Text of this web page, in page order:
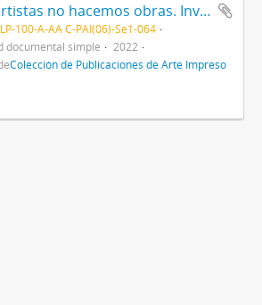
Lxs artistas no hacemos obras. Inventamos prácticas
100-A-AA C-PAI(06)-Se1-064
documental simple
2022
Colección de Publicaciones de Arte Impreso